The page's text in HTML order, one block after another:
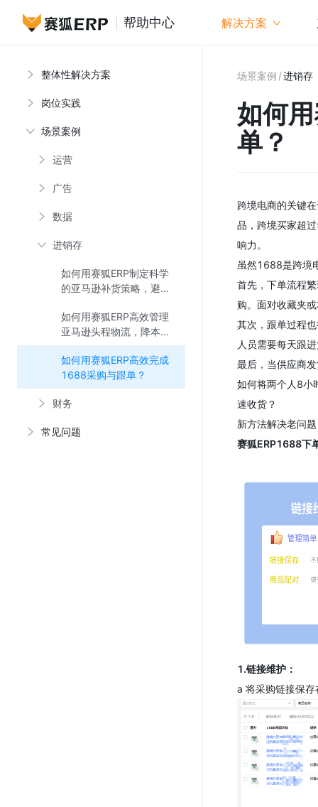
帮助中心 解决方案
如何用
场景案例 /进销存
如何
单？
跨境电商的关键
品，跨境买家超
响力。
虽然1688是跨境
首先，下单流程
购。面对收藏夹
其次，跟单过程
人员需要每天跟
最后，当供应商
如何将两个人8小
速收货？
新方法解决老问
赛狐ERP1688下
1.链接维护：
a 将采购链接保
整体性解决方案
岗位实践
场景案例
运营
广告
数据
进销存
如何用赛狐ERP制定科学
的亚马逊补货策略，避免
如何用赛狐ERP高效管理
亚马逊头程物流，降本提
效？
如何用赛狐ERP高效完成
1688采购与跟单？
财务
常见问题